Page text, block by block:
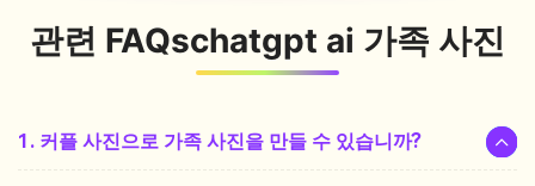
관련 FAQschatgpt ai 가족 사진
1. 커플 사진으로 가족 사진을 만들 수 있습니까?